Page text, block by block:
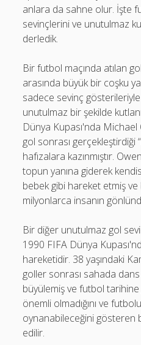
anlara da sahne olur. İşte
sevinçlerini ve unutulmaz
derledik.
Bir futbol maçında atılan
arasında büyük bir coşku
sadece sevinç
unutulmaz bir şekilde
Dünya Kupası'nda Michael
gol sonrası gerçekleştirdiği
hafızalara kazınmıştır.
topun yanına giderek
bebek gibi hareket etmiş
milyonlarca insanın
Bir diğer unutulmaz gol
1990 FIFA Dünya
hareketidir. 38 yaşındaki
goller sonrası sahada
büyülemiş ve futbol tarihine
önemli olmadığını ve
oynanabileceğini gösteren
edilir.